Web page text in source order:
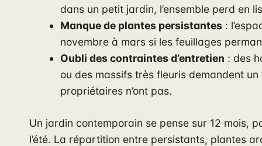
dans un petit jardin, l’ensemble perd en
Manque de plantes persistantes :
novembre à mars si les feuillages
Oubli des contraintes d’entretien : des
ou des massifs très fleuris demandent
propriétaires n’ont pas.
Un jardin contemporain se pense sur 12 mois,
l’été. La répartition entre persistants, plantes